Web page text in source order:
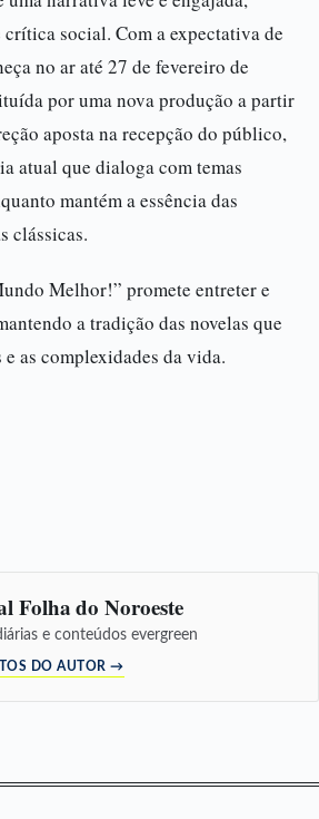
social. Com a expectativa de
no ar até 27 de fevereiro de
por uma nova produção a partir
aposta na recepção do público,
atual que dialoga com temas
mantém a essência das
clássicas.
Melhor!” promete entreter e
a tradição das novelas que
as complexidades da vida.
Folha do Noroeste
e conteúdos evergreen
DO AUTOR →